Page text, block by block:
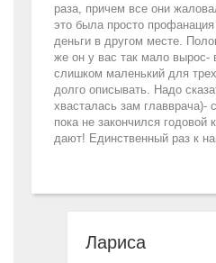
раза, причем все они
это была просто
деньги в другом месте.
же он у вас так мало вырос-
слишком маленький для
долго описывать. Надо
хвасталась зам главврача)-
пока не закончился
дают! Единственный раз к
Лариса